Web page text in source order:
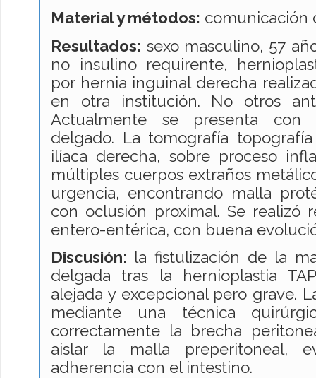
Material y métodos: comunicación
Resultados: sexo masculino, 57
no insulino requirente,
por hernia inguinal derecha
en otra institución. No otros
Actualmente se presenta con
delgado. La tomografía
ilíaca derecha, sobre proceso
múltiples cuerpos extraños
urgencia, encontrando malla
con oclusión proximal. Se realizó
entero-entérica, con buena
Discusión: la fistulización de la
delgada tras la hernioplastia
alejada y excepcional pero grave.
mediante una técnica
correctamente la brecha
aislar la malla preperitoneal,
adherencia con el intestino.